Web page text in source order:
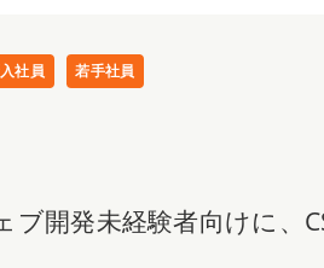
社員 若手社員
開発未経験者向けに、